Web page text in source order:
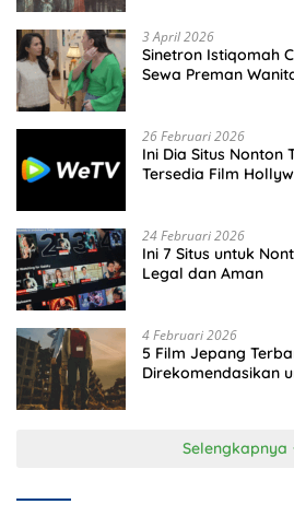
3 April 2026
Sinetron Istiqomah
Sewa Preman
26 Februari 2026
Ini Dia Situs Nonton
Tersedia Film
24 Februari 2026
Ini 7 Situs untuk
Legal dan Aman
4 Februari 2026
5 Film Jepang
Direkomendasikan
Selengkapnya